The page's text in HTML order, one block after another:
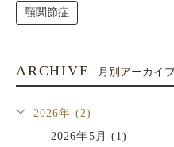
顎関節症
ARCHIVE 月別アーカイブ
2026年 (2)
2026年5月 (1)